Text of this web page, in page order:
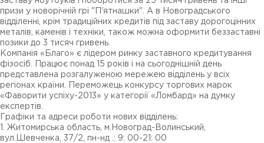
призи у новорічній грі "П'ятнашки". А в Новоградського
відділенні, крім традиційних кредитів під заставу дорогоцінних
металів, каменів і техніки, також можна оформити беззаставні
позики до 3 тисяч гривень.
Компанія «Благо» є лідером ринку заставного кредитування
фізосіб. Працює понад 15 років і на сьогоднішній день
представлена розгалуженою мережею відділень у всіх
регіонах країни. Переможець конкурсу торгових марок
«Фаворити успіху-2013» у категорії «Ломбард» на думку
експертів.
Графіки та адреси роботи нових відділень:
1. Житомирська область, м.Новоград-Волинський,
вул.Шевченка, 37/2, пн-нд .: 9: 00-21: 00